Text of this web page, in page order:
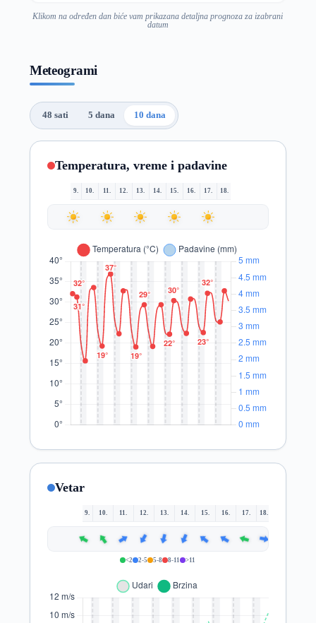
Klikom na određen dan biće vam prikazana detaljna prognoza za izabrani
datum
Meteogrami
48 sati 5 dana 10 dana
Temperatura, vreme i padavine
9. 10. 11. 12. 13. 14. 15. 16. 17. 18.
Vetar
9. 10. 11. 12. 13. 14. 15. 16. 17. 18.